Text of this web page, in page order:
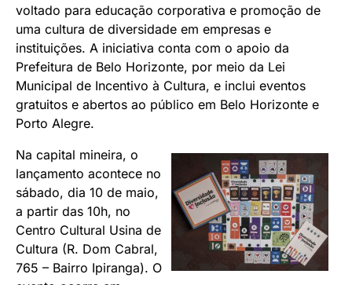
voltado para educação corporativa e promoção de
uma cultura de diversidade em empresas e
instituições. A iniciativa conta com o apoio da
Prefeitura de Belo Horizonte, por meio da Lei
Municipal de Incentivo à Cultura, e inclui eventos
gratuitos e abertos ao público em Belo Horizonte e
Porto Alegre.
Na capital mineira, o
lançamento acontece no
sábado, dia 10 de maio,
a partir das 10h, no
Centro Cultural Usina de
Cultura (R. Dom Cabral,
765 – Bairro Ipiranga). O